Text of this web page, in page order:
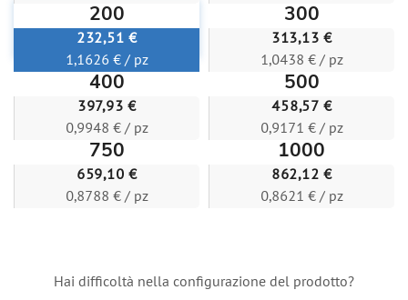
200
232,51 €
1,1626 € / pz
300
313,13 €
1,0438 € / pz
400
397,93 €
0,9948 € / pz
500
458,57 €
0,9171 € / pz
750
659,10 €
0,8788 € / pz
1000
862,12 €
0,8621 € / pz
Hai difficoltà nella configurazione del prodotto?